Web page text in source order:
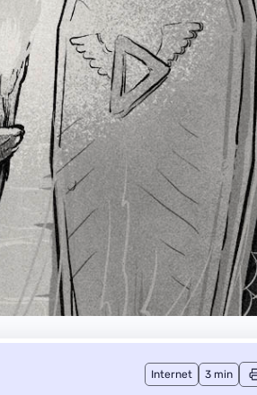
Internet 3 min